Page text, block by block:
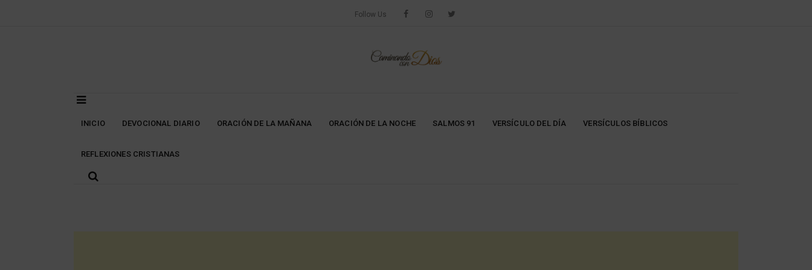
Follow Us
INICIO DEVOCIONAL DIARIO ORACIÓN DE LA MAÑANA ORACIÓN DE LA NOCHE SALMOS 91 VERSÍCULO DEL DÍA VERSÍCULOS BÍBLICOS
REFLEXIONES CRISTIANAS